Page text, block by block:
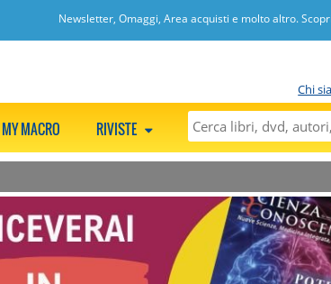
Newsletter, Omaggi, Area acquisti e molto altro.
Chi
MY MACRO RIVISTE